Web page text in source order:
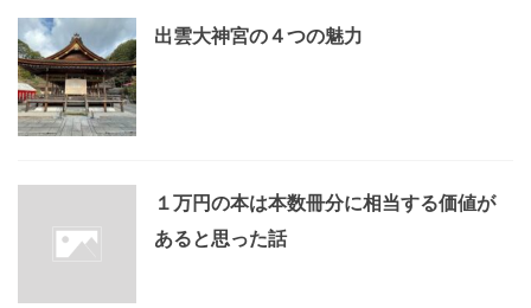
出雲大神宮の４つの魅力
１万円の本は本数冊分に相当する価値が
あると思った話